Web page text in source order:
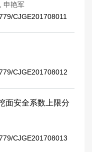
申艳军
CJGE201708011
CJGE201708012
面安全系数上限分
CJGE201708013